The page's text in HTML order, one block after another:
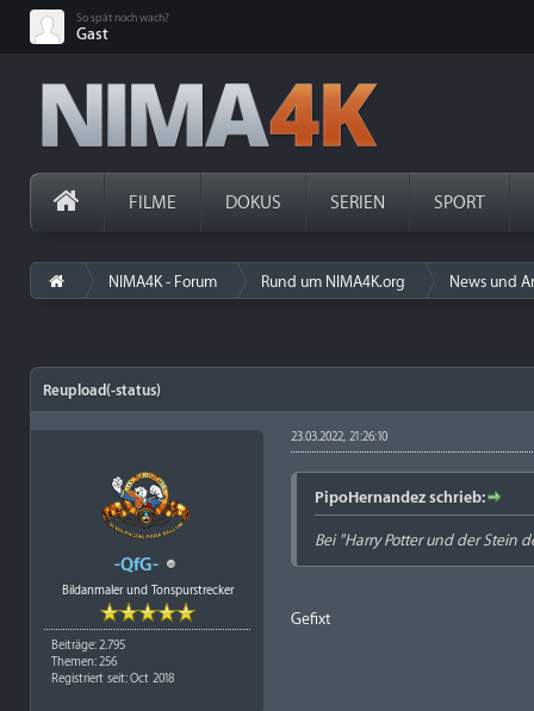
So spät noch wach?
Gast
FILME DOKUS SERIEN SPORT
NIMA4K - Forum Rund um NIMA4K.org News und
Reupload(-status)
-QfG-
Bildanmaler und Tonspurstrecker
Beiträge: 2.795
Themen: 256
Registriert seit: Oct 2018
23.03.2022, 21:26:10
PipoHernandez schrieb:
Bei "Harry Potter und der Stein
Gefixt